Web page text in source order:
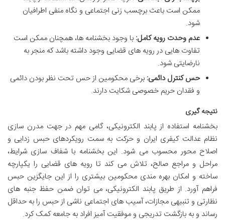
ممکن است باعث برچسب زنی اجتماعی و نگاه منفی اطرافیان
شود.
عدم وحدت رویه کامل: با وجود بخشنامه ها، همچنان ممکن است
تفاوت هایی در رویه های قضایی وجود داشته باشد که منجر به
نارضایتی شود.
حس کنترل دائمی: برخی محکومین از حس تحت نظر بودن دائمی
و فقدان حریم خصوصی شکایت دارند.
نتیجه گیری
بخشنامه استفاده از پابند الکترونیکی، گامی مهم در جهت مدرن سازی
نظام عدالت کیفری ایران و حرکت به سمت رویکردهای حبس زدایی و
اصلاح محور محسوب می شود. این بخشنامه با شفاف سازی شرایط،
مراحل و مراجع صالح، تلاش می کند تا رویه های قضایی را یکپارچه
ساخته و امکان بهره مندی محکومین بیشتری را از این جایگزین حبس
فراهم آورد. از طریق پابند الکترونیکی، می توان ضمن حفظ جنبه های
نظارتی و تنبیهی مجازات، آسیب های اجتماعی ناشی از حبس را به حداقل
رساند و به بازگشت تدریجی و موفقیت آمیز افراد به جامعه کمک کرد.